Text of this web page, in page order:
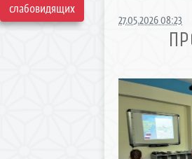
слабовидящих
27.05.2026 08:23